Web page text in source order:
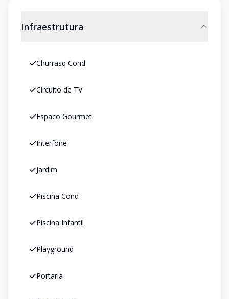
Infraestrutura
Churrasq Cond
Circuito de TV
Espaco Gourmet
Interfone
Jardim
Piscina Cond
Piscina Infantil
Playground
Portaria